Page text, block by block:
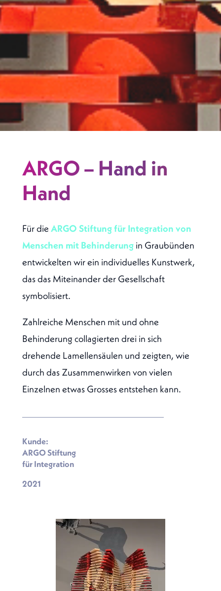
Kunde:
ARGO Stiftung
für Integration
2021
ARGO – Hand in
Hand
Für die ARGO Stiftung für Integration von
Menschen mit Behinderungin Graubünden
entwickelten wir ein individuelles Kunstwerk,
das das Miteinander der Gesellschaft
symbolisiert.
Zahlreiche Menschen mit und ohne
Behinderung collagierten drei in sich
drehende Lamellensäulen und zeigten, wie
durch das Zusammenwirken von vielen
Einzelnen etwas Grosses entstehen kann.